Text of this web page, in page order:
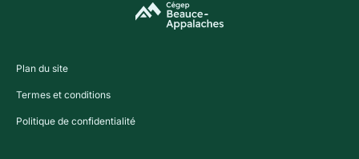
Plan du site
Termes et conditions
Politique de confidentialité